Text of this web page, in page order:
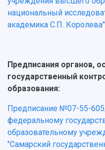
национальный
академика С.П. Королева"
Предписания органов,
государственный
образования:
Предписание №07-55-
федеральному
образовательному
"Самарский